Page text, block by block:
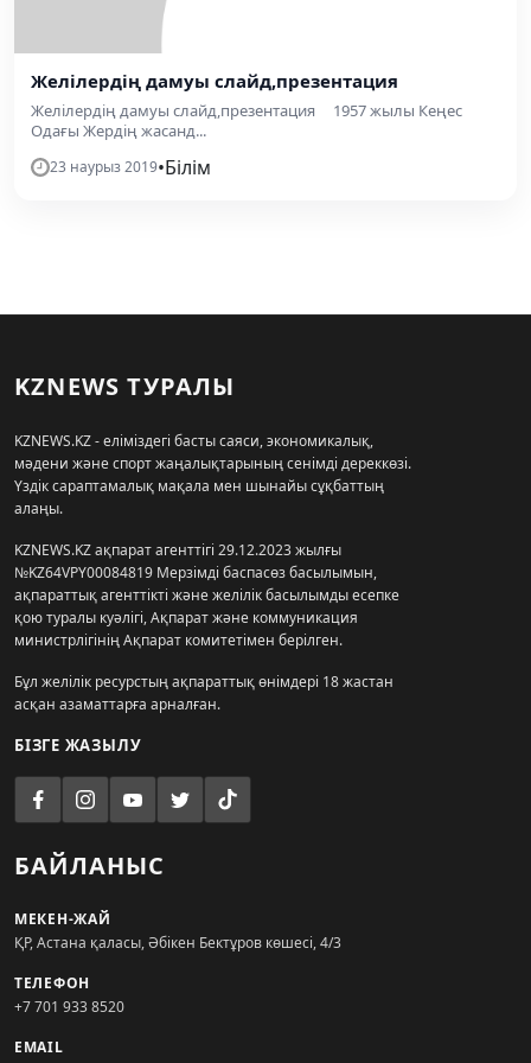
Желілердің дамуы слайд,презентация
Желілердің дамуы слайд,презентация 1957 жылы Кеңес
Одағы Жердің жасанд...
23 наурыз 2019•Білім
KZNEWS ТУРАЛЫ
KZNEWS.KZ - еліміздегі басты саяси, экономикалық,
мәдени және спорт жаңалықтарының сенімді дереккөзі.
Үздік сараптамалық мақала мен шынайы сұқбаттың
алаңы.
KZNEWS.KZ ақпарат агенттігі 29.12.2023 жылғы
№KZ64VPY00084819 Мерзімді баспасөз басылымын,
ақпараттық агенттікті және желілік басылымды есепке
қою туралы куәлігі, Ақпарат және коммуникация
министрлігінің Ақпарат комитетімен берілген.
Бұл желілік ресурстың ақпараттық өнімдері 18 жастан
асқан азаматтарға арналған.
БІЗГЕ ЖАЗЫЛУ
БАЙЛАНЫС
МЕКЕН-ЖАЙ
ҚР, Астана қаласы, Әбікен Бектұров көшесі, 4/3
ТЕЛЕФОН
+7 701 933 8520
EMAIL